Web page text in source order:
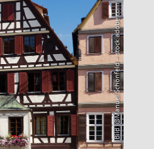
Bild: @Manuel Schönfeld – stock.adobe.com